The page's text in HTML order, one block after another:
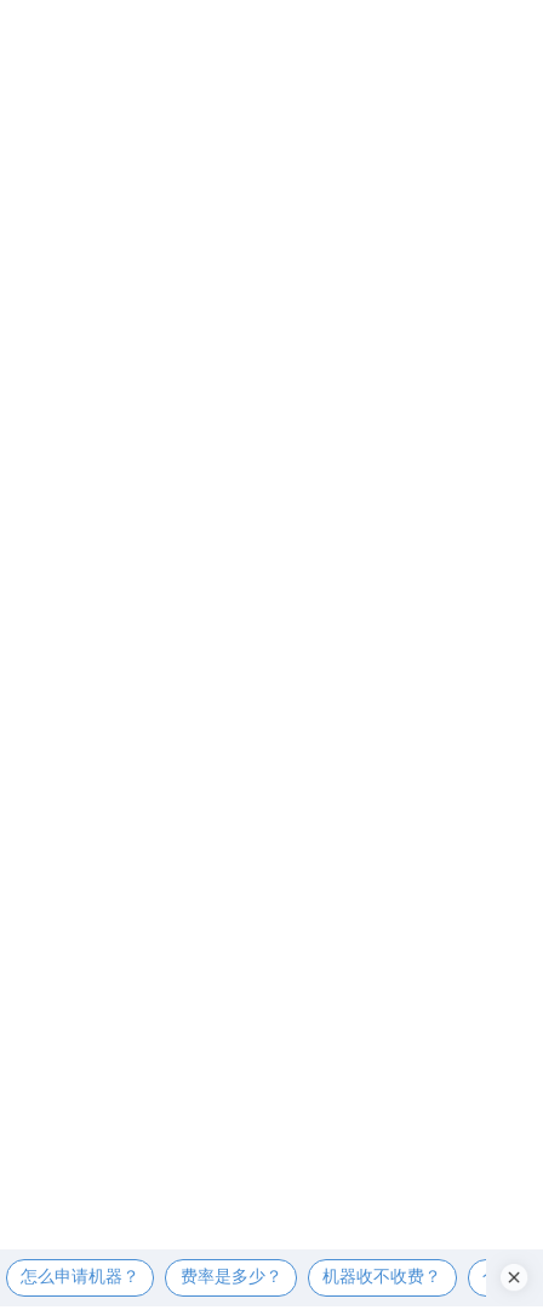
怎么申请机器？ 费率是多少？ 机器收不收费？ 个人可